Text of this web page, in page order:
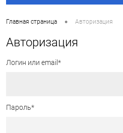
Главная страница • Авторизация
Авторизация
Логин или email*
Пароль*